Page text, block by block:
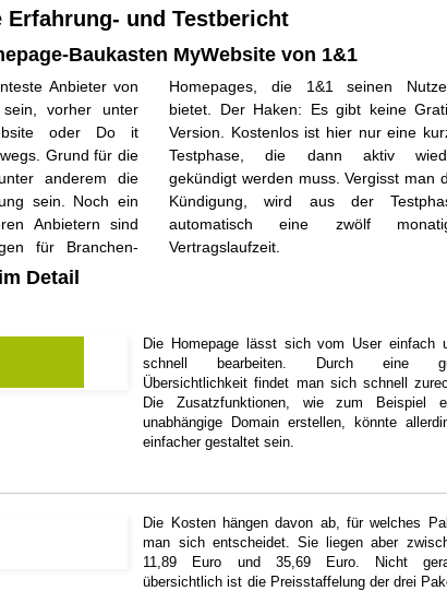
Erfahrung- und Testbericht
Baukasten MyWebsite von 1&1
Anbieter von
sein, vorher unter
oder Do it
Grund für die
anderem die
sein. Noch ein
Anbietern sind
für Branchen-
seinen Nutzern
gibt keine Gratis-
nur eine kurze
aktiv wieder
Vergisst man die
der Testphase
monatige
Vertragslaufzeit.
Detail
Die Homepage lässt sich vom User einfach
schnell bearbeiten. Durch eine
Übersichtlichkeit findet man sich schnell
Die Zusatzfunktionen, wie zum Beispiel
unabhängige Domain erstellen, könnte
einfacher gestaltet sein.
Die Kosten hängen davon ab, für welches
man sich entscheidet. Sie liegen aber
11,89 Euro und 35,69 Euro. Nicht
übersichtlich ist die Preisstaffelung der drei